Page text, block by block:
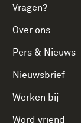
Vragen?
Over ons
Pers & Nieuws
Nieuwsbrief
Werken bij
Word vriend